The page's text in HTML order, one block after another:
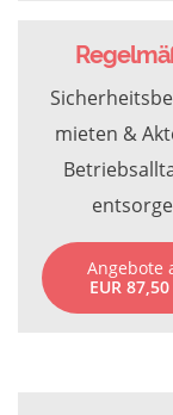
mieten &
Angebote
EUR 87,50